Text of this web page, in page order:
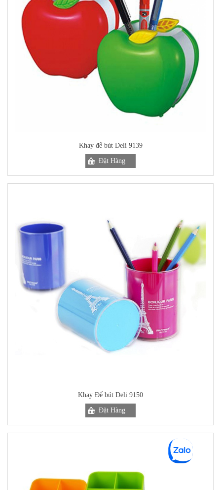
Khay để bút Deli 9139
Khay Để bút Deli 9150